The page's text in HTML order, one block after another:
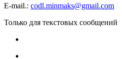
E-mail.: codl.minmaks@gmail.com
Только для текстовых сообщений